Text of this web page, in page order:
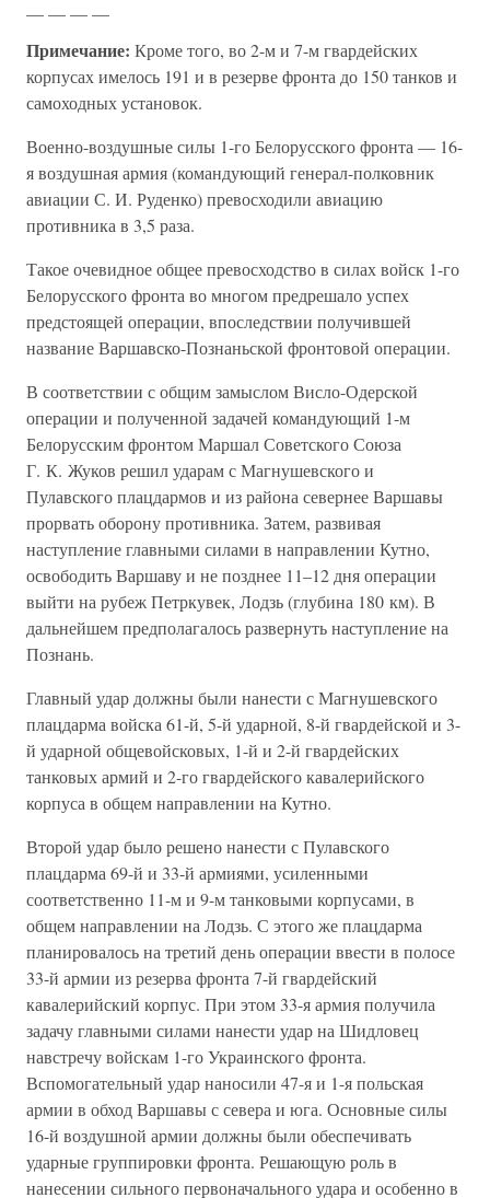
— — — —
Примечание: Кроме того, во 2-м и 7-м гвардейских
корпусах имелось 191 и в резерве фронта до 150 танков и
самоходных установок.
Военно-воздушные силы 1-го Белорусского фронта — 16-
я воздушная армия (командующий генерал-полковник
авиации С. И. Руденко) превосходили авиацию
противника в 3,5 раза.
Такое очевидное общее превосходство в силах войск 1-го
Белорусского фронта во многом предрешало успех
предстоящей операции, впоследствии получившей
название Варшавско-Познаньской фронтовой операции.
В соответствии с общим замыслом Висло-Одерской
операции и полученной задачей командующий 1-м
Белорусским фронтом Маршал Советского Союза
Г. К. Жуков решил ударам с Магнушевского и
Пулавского плацдармов и из района севернее Варшавы
прорвать оборону противника. Затем, развивая
наступление главными силами в направлении Кутно,
освободить Варшаву и не позднее 11–12 дня операции
выйти на рубеж Петркувек, Лодзь (глубина 180 км). В
дальнейшем предполагалось развернуть наступление на
Познань.
Главный удар должны были нанести с Магнушевского
плацдарма войска 61-й, 5-й ударной, 8-й гвардейской и 3-
й ударной общевойсковых, 1-й и 2-й гвардейских
танковых армий и 2-го гвардейского кавалерийского
корпуса в общем направлении на Кутно.
Второй удар было решено нанести с Пулавского
плацдарма 69-й и 33-й армиями, усиленными
соответственно 11-м и 9-м танковыми корпусами, в
общем направлении на Лодзь. С этого же плацдарма
планировалось на третий день операции ввести в полосе
33-й армии из резерва фронта 7-й гвардейский
кавалерийский корпус. При этом 33-я армия получила
задачу главными силами нанести удар на Шидловец
навстречу войскам 1-го Украинского фронта.
Вспомогательный удар наносили 47-я и 1-я польская
армии в обход Варшавы с севера и юга. Основные силы
16-й воздушной армии должны были обеспечивать
ударные группировки фронта. Решающую роль в
нанесении сильного первоначального удара и особенно в